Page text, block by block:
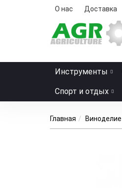
О нас Доставка
Инструменты
Спорт и отдых
Главная Виноделие